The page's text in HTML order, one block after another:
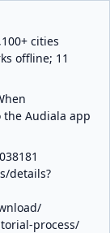
cities
offline; 11
Audiala app
details?
process/